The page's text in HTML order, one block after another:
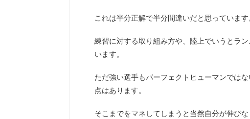
これは半分正解で半分間違いだと思っています
練習に対する取り組み方や、陸上でいうとラ
います。
ただ強い選手もパーフェクトヒューマンでは
点はあります。
そこまでをマネしてしまうと当然自分が伸びな